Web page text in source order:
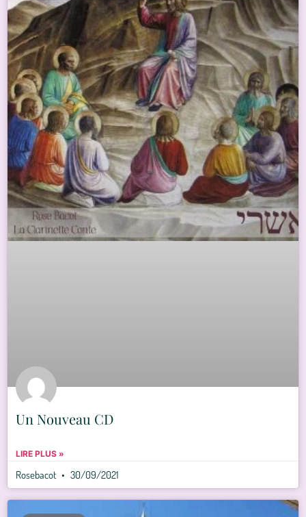
Un Nouveau CD
LIRE PLUS »
Rosebacot 30/09/2021